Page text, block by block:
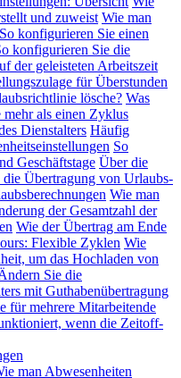
und zuweist Wie man
So konfigurieren Sie einen
konfigurieren Sie die
der geleisteten Arbeitszeit
für Überstunden
lösche? Was
mehr als einen Zyklus
Dienstalters Häufig
So
Geschäftstage Über die
die Übertragung von Urlaubs-
Wie man
der Gesamtzahl der
Wie der Übertrag am Ende
Flexible Zyklen Wie
um das Hochladen von
Sie die
mit Guthabenübertragung
für mehrere Mitarbeitende
wenn die Zeitoff-
man Abwesenheiten